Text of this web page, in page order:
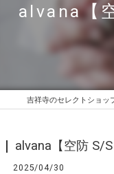
alvana【
alvana【空防 S/S
2025/04/30